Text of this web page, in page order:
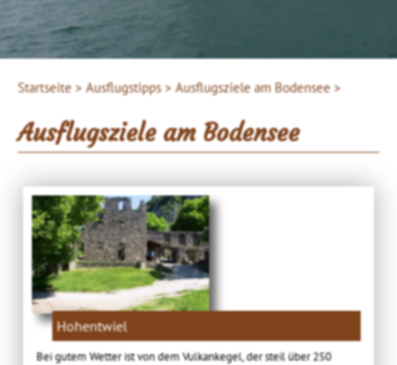
Startseite > Ausflugstipps > Ausflugsziele am Bodensee >
Ausflugsziele am Bodensee
Hohentwiel
Bei gutem Wetter ist von dem Vulkankegel, der steil über 250